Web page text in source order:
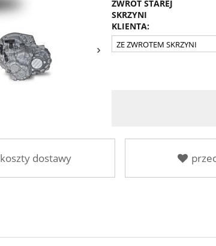
ZWROT STAREJ
SKRZYNI
KLIENTA:
koszty dostawy